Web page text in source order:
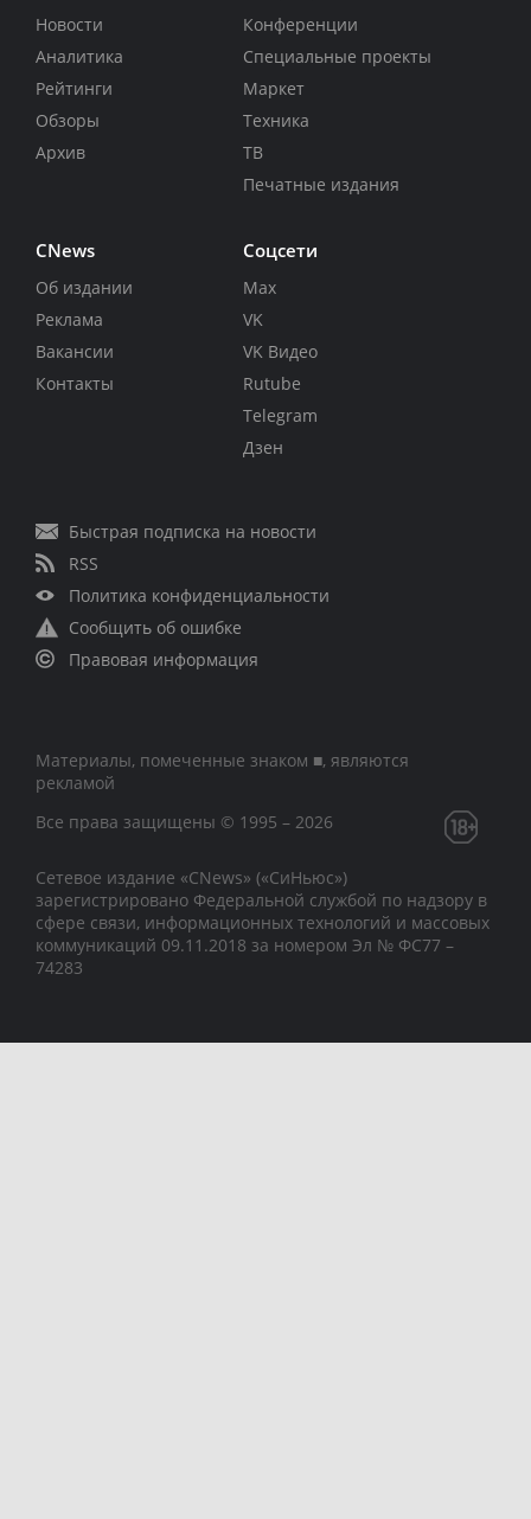
Новости
Аналитика
Рейтинги
Обзоры
Архив
Конференции
Специальные проекты
Маркет
Техника
ТВ
Печатные издания
CNews
Об издании
Реклама
Вакансии
Контакты
Соцсети
Max
VK
VK Видео
Rutube
Telegram
Дзен
Быстрая подписка на новости
RSS
Политика конфиденциальности
Сообщить об ошибке
Правовая информация
Материалы, помеченные знаком ■, являются
рекламой
Все права защищены © 1995 – 2026
Сетевое издание «CNews» («СиНьюс»)
зарегистрировано Федеральной службой по надзору в
сфере связи, информационных технологий и массовых
коммуникаций 09.11.2018 за номером Эл № ФС77 –
74283